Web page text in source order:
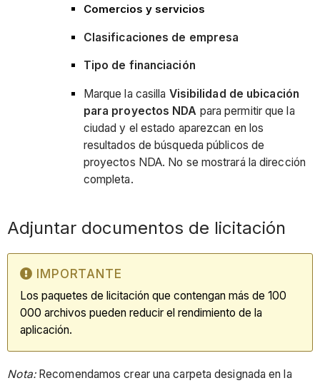
Comercios y servicios
Clasificaciones de empresa
Tipo de financiación
Marque la casilla Visibilidad de ubicación
para proyectos NDA para permitir que la
ciudad y el estado aparezcan en los
resultados de búsqueda públicos de
proyectos NDA. No se mostrará la dirección
completa.
Adjuntar documentos de licitación
IMPORTANTE
Los paquetes de licitación que contengan más de 100
000 archivos pueden reducir el rendimiento de la
aplicación.
Nota: Recomendamos crear una carpeta designada en la